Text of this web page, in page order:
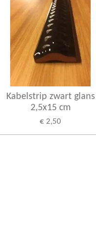
Kabelstrip zwart glans
2,5x15 cm
€ 2,50